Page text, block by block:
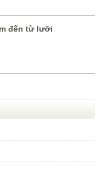
đến từ lưỡi